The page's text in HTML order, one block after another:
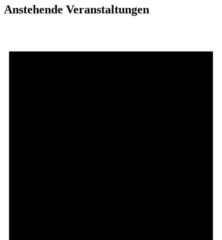
Anstehende Veranstaltungen